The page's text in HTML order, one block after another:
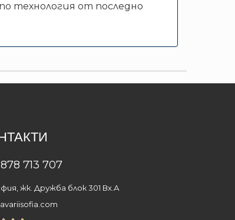
технология от последно
713 707
жк. Дружба блок 301 Вх.А